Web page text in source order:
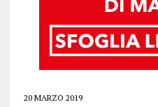
20 MARZO 2019